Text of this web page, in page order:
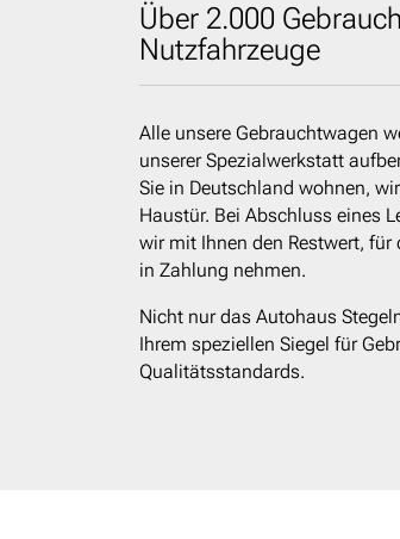
Über 2.000
Nutzfahrzeuge
Alle unsere Gebrauchtwagen
unserer Spezialwerkstatt
Sie in Deutschland wohnen,
Haustür. Bei Abschluss eines
wir mit Ihnen den Restwert,
in Zahlung nehmen.
Nicht nur das Autohaus
Ihrem speziellen Siegel für
Qualitätsstandards.